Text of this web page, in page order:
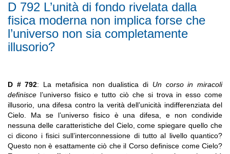
D 792 L’unità di fondo rivelata dalla
fisica moderna non implica forse che
l’universo non sia completamente
illusorio?
D # 792: La metafisica non dualistica di Un corso in miracoli
definisce l’universo fisico e tutto ciò che si trova in esso come
illusorio, una difesa contro la verità dell’unicità indifferenziata del
Cielo. Ma se l’universo fisico è una difesa, e non condivide
nessuna delle caratteristiche del Cielo, come spiegare quello che
ci dicono i fisici sull’interconnessione di tutto al livello quantico?
Questo non è esattamente ciò che il Corso definisce come Cielo?